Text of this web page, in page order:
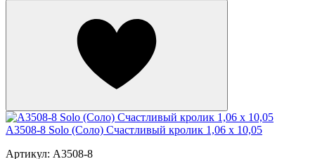
A3508-8 Solo (Соло) Счастливый кролик 1,06 х 10,05
Артикул: A3508-8